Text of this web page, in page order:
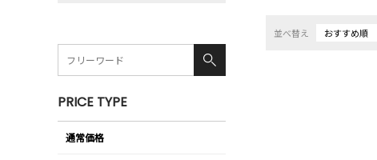
並べ替え おすすめ順
PRICE TYPE
通常価格